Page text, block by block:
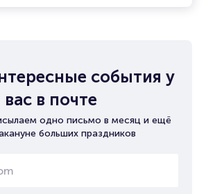
события у
вас в почте
одно письмо в месяц и ещё
больших праздников